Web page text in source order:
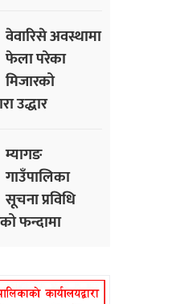
वेवारिसे अवस्थामा
फेला परेका
मिजारको
उद्धार
म्यागङ
गाउँपालिका
सूचना प्रविधि
फन्दामा